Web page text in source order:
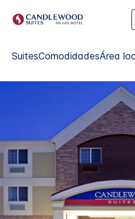
SuitesComodidadesÁrea